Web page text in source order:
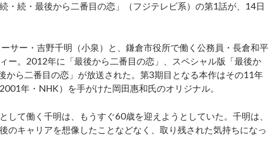
続・最後から二番目の恋」（フジテレビ系）の第1話が、14日
サー・吉野千明（小泉）と、鎌倉市役所で働く公務員・長倉和平
ー。2012年に「最後から二番目の恋」、スペシャル版「最後か
ら二番目の恋」が放送された。第3期目となる本作はその11年
年・NHK）を手がけた岡田惠和氏のオリジナル。
て働く千明は、もうすぐ60歳を迎えようとしていた。千明は、
のキャリアを想像したことなどなく、取り残された気持ちになっ